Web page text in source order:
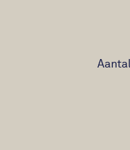
Aantal